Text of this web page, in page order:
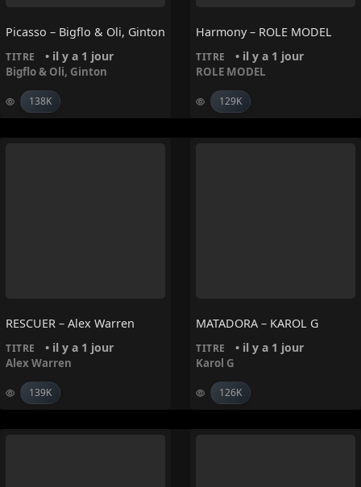
Picasso – Bigflo & Oli, Ginton
TITRE • il y a 1 jour
Bigflo & Oli, Ginton
138K
Harmony – ROLE MODEL
TITRE • il y a 1 jour
ROLE MODEL
129K
RESCUER – Alex Warren
TITRE • il y a 1 jour
Alex Warren
139K
MATADORA – KAROL G
TITRE • il y a 1 jour
Karol G
126K